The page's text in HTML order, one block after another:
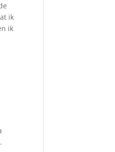
ik
ik